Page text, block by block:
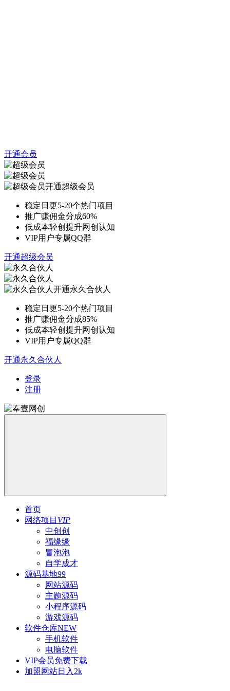
开通会员
开通超级会员
稳定日更5-20个热门项目
推广赚佣金分成60%
低成本轻创提升网创认知
VIP用户专属QQ群
开通超级会员
开通永久合伙人
稳定日更5-20个热门项目
推广赚佣金分成85%
低成本轻创提升网创认知
VIP用户专属QQ群
开通永久合伙人
登录
注册
首页
网络项目 VIP
中创创
福缘缘
冒泡泡
自学成才
源码基地99
网站源码
主题源码
小程序源码
游戏源码
软件仓库NEW
手机软件
电脑软件
VIP会员免费下载
加盟网站日入2k